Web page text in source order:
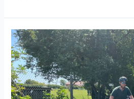
Supercykelstien
”klar”
i
2026